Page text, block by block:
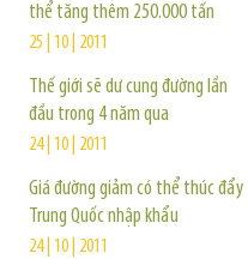
thể tăng thêm 250.000 tấn
25 | 10 | 2011
Thế giới sẽ dư cung đường lần
đầu trong 4 năm qua
24 | 10 | 2011
Giá đường giảm có thể thúc đẩy
Trung Quốc nhập khẩu
24 | 10 | 2011